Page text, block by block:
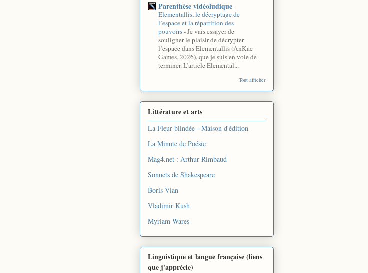
Parenthèse vidéoludique
Elementallis, le décryptage de
l’espace et la répartition des
pouvoirs-Je vais essayer de
souligner le plaisir de décrypter
l’espace dans Elementallis (AnKae
Games, 2026), que je suis en voie de
terminer. L’article Elemental...
Tout afficher
Littérature et arts
La Fleur blindée - Maison d'édition
La Minute de Poésie
Mag4.net : Arthur Rimbaud
Sonnets de Shakespeare
Boris Vian
Vladimir Kush
Myriam Wares
Linguistique et langue française (liens
que j'apprécie)